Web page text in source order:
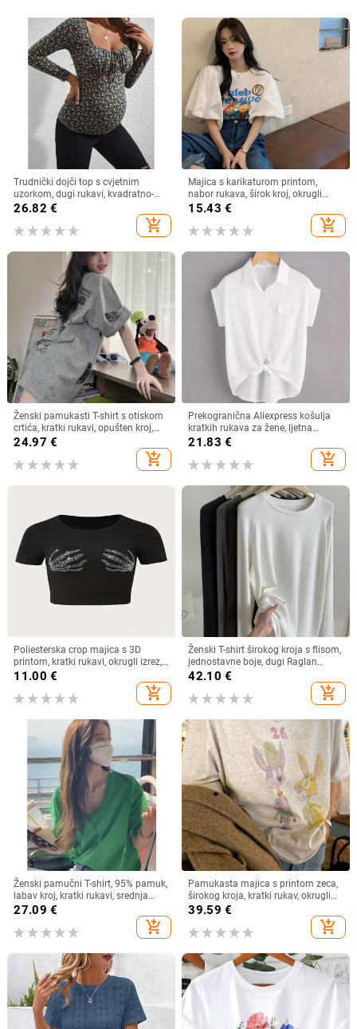
Trudnički dojči top s cvjetnim
uzorkom, dugi rukavi, kvadratno-
okrugli izrez, uski kroj, poliester s
26.82 €
add_shopping_cart
Majica s karikaturom printom,
nabor rukava, širok kroj, okrugli
izrez
15.43 €
add_shopping_cart
Ženski pamukasti T-shirt s otiskom
crtića, kratki rukavi, opušten kroj,
srednja duljina
24.97 €
add_shopping_cart
Prekogranična Aliexpress košulja
kratkih rukava za žene, ljetna
lagana, čista boja, svestrana,
21.83 €
add_shopping_cart
Poliesterska crop majica s 3D
printom, kratki rukavi, okrugli izrez,
ultra kratka duljina, street hipster
11.00 €
add_shopping_cart
Ženski T-shirt širokog kroja s flisom,
jednostavne boje, dugi Raglan
rukav, zimski osnovni sloj
42.10 €
add_shopping_cart
Ženski pamučni T-shirt, 95% pamuk,
labav kroj, kratki rukavi, srednja
duljina, okrugli izrez
27.09 €
add_shopping_cart
Pamukasta majica s printom zeca,
širokog kroja, kratki rukav, okrugli
izrez, proljeće/ljeto 2025
39.59 €
add_shopping_cart